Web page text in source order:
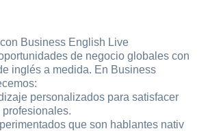
Business English Live
de negocio globales con
inglés a medida. En Business
personalizados para satisfacer
que son hablantes nativ